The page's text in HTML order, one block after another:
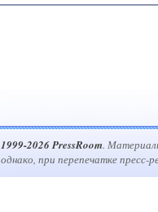
1999-2026 PressRoom.
однако, при перепечатке пресс-